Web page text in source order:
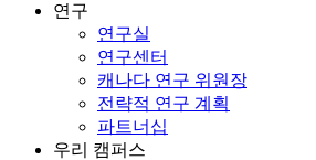
연구
연구실
연구센터
캐나다 연구 위원장
전략적 연구 계획
파트너십
우리 캠퍼스